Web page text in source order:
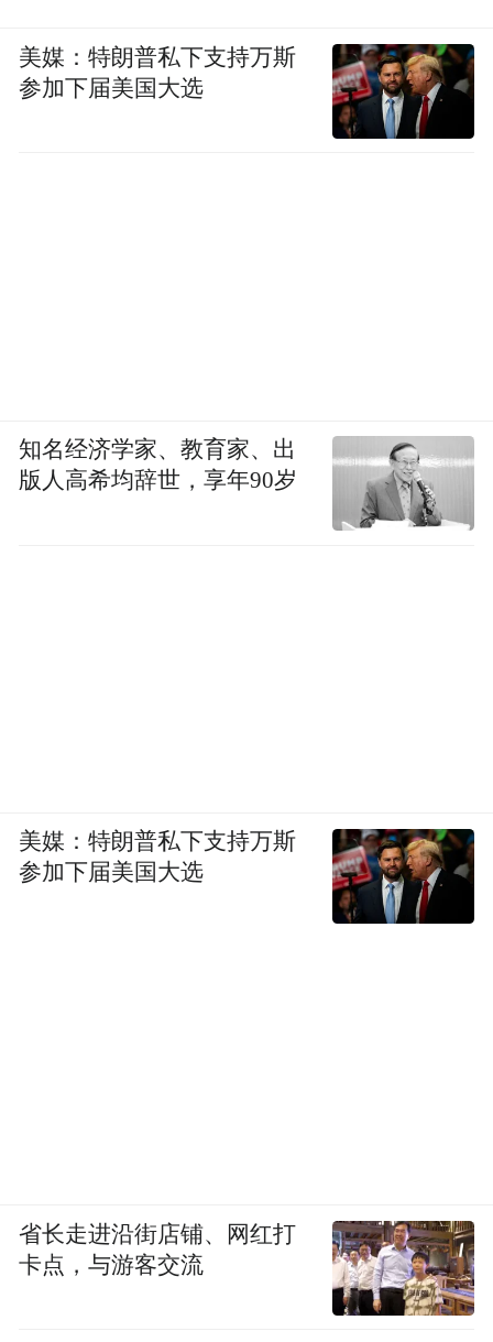
美媒：特朗普私下支持万斯
参加下届美国大选
知名经济学家、教育家、出
版人高希均辞世，享年90岁
美媒：特朗普私下支持万斯
参加下届美国大选
省长走进沿街店铺、网红打
卡点，与游客交流